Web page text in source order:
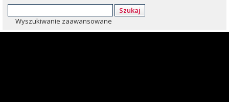
Szukaj
Wyszukiwanie zaawansowane